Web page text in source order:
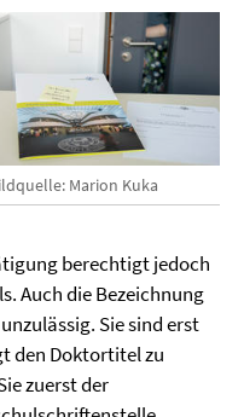
Marion Kuka
berechtigt jedoch
Auch die Bezeichnung
Sie sind erst
den Doktortitel zu
zuerst der